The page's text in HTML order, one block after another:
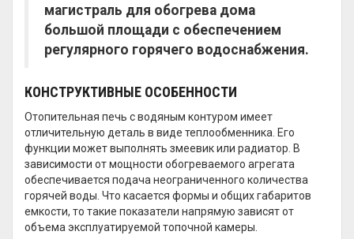
магистраль для обогрева дома
большой площади с обеспечением
регулярного горячего водоснабжения.
КОНСТРУКТИВНЫЕ ОСОБЕННОСТИ
Отопительная печь с водяным контуром имеет
отличительную деталь в виде теплообменника. Его
функции может выполнять змеевик или радиатор. В
зависимости от мощности обогреваемого агрегата
обеспечивается подача неограниченного количества
горячей воды. Что касается формы и общих габаритов
емкости, то такие показатели напрямую зависят от
объема эксплуатируемой топочной камеры.